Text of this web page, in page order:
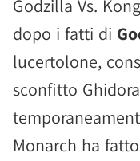
Godzilla Vs.
dopo i fatti di
lucertolone,
sconfitto
Monarch ha